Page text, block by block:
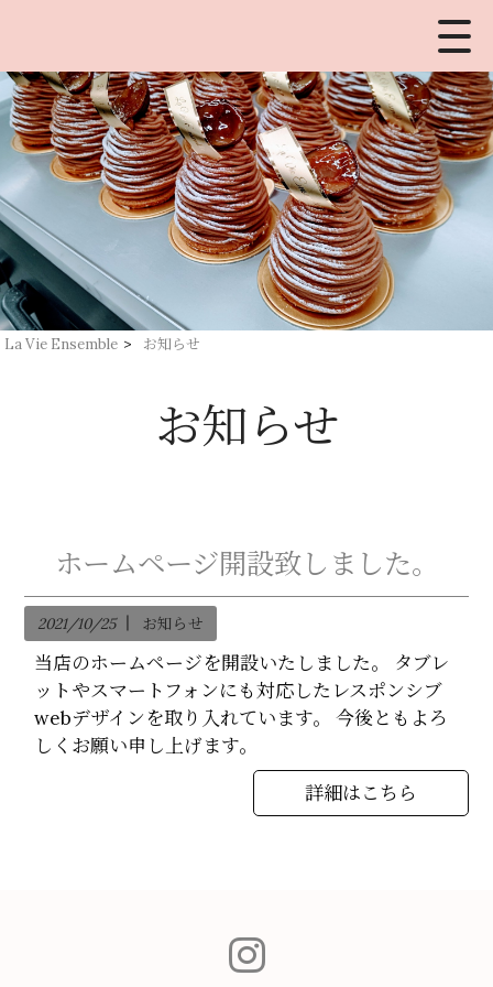
La Vie Ensemble > お知らせ
お知らせ
ホームページ開設致しました。
2021/10/25 お知らせ
当店のホームページを開設いたしました。 タブレ
ットやスマートフォンにも対応したレスポンシブ
webデザインを取り入れています。 今後ともよろ
しくお願い申し上げます。
詳細はこちら